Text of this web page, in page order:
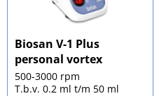
Biosan V-1 Plus
personal vortex
500-3000 rpm
T.b.v. 0.2 ml t/m 50 ml